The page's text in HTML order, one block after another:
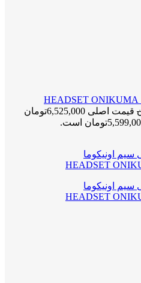
هدست گیمینگ بی سیم اونیکوما HEADSET ONIKUMA
قیمت اصلی 6,525,000تومان